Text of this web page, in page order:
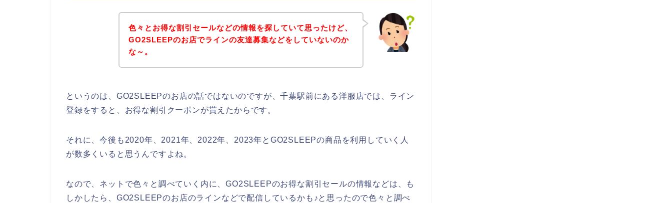
色々とお得な割引セールなどの情報を探していて思ったけど、
GO2SLEEPのお店でラインの友達募集などをしていないのか
な～。
というのは、GO2SLEEPのお店の話ではないのですが、千葉駅前にある洋服店では、ライン
登録をすると、お得な割引クーポンが貰えたからです。
それに、今後も2020年、2021年、2022年、2023年とGO2SLEEPの商品を利用していく人
が数多くいると思うんですよね。
なので、ネットで色々と調べていく内に、GO2SLEEPのお得な割引セールの情報などは、も
しかしたら、GO2SLEEPのお店のラインなどで配信しているかも♪と思ったので色々と調べ